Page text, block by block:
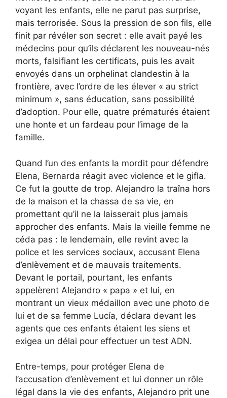
voyant les enfants, elle ne parut pas surprise,
mais terrorisée. Sous la pression de son fils, elle
finit par révéler son secret : elle avait payé les
médecins pour qu’ils déclarent les nouveau-nés
morts, falsifiant les certificats, puis les avait
envoyés dans un orphelinat clandestin à la
frontière, avec l’ordre de les élever « au strict
minimum », sans éducation, sans possibilité
d’adoption. Pour elle, quatre prématurés étaient
une honte et un fardeau pour l’image de la
famille.
Quand l’un des enfants la mordit pour défendre
Elena, Bernarda réagit avec violence et le gifla.
Ce fut la goutte de trop. Alejandro la traîna hors
de la maison et la chassa de sa vie, en
promettant qu’il ne la laisserait plus jamais
approcher des enfants. Mais la vieille femme ne
céda pas : le lendemain, elle revint avec la
police et les services sociaux, accusant Elena
d’enlèvement et de mauvais traitements.
Devant le portail, pourtant, les enfants
appelèrent Alejandro « papa » et lui, en
montrant un vieux médaillon avec une photo de
lui et de sa femme Lucía, déclara devant les
agents que ces enfants étaient les siens et
exigea un délai pour effectuer un test ADN.
Entre-temps, pour protéger Elena de
l’accusation d’enlèvement et lui donner un rôle
légal dans la vie des enfants, Alejandro prit une